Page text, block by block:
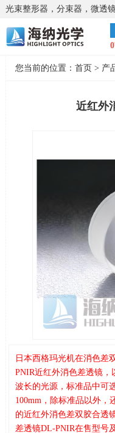
光束整形器，分束器，微透
太阳能模拟器，显微镜载物
晶体
您当前的位置： 首页 > 产
近红外
日本西格玛光机在消色差
PNIR近红外消色差透镜，
波长的光源，标准品中可
100mm，除标准品以外，
的近红外消色差双胶合透
差透镜DL-PNIR在售型号